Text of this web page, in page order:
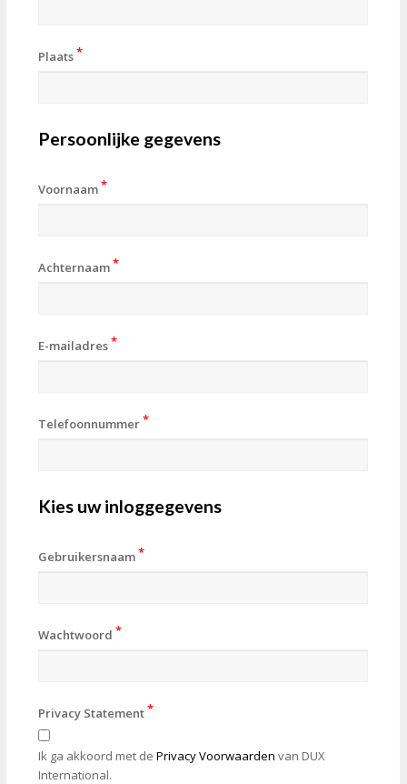
Plaats*
Persoonlijke gegevens
Voornaam*
Achternaam*
E-mailadres*
Telefoonnummer*
Kies uw inloggegevens
Gebruikersnaam*
Wachtwoord *
Privacy Statement*
Ik ga akkoord met dePrivacy Voorwaarden van DUX
International.